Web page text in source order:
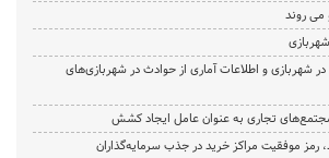
می روند
شهربازی و اطلاعات آماری از حوادث در شهربازی‌های
مجتمع‌های تجاری به عنوان عامل ایجاد کشش
رمز موفقیت مراکز خرید در جذب سرمایه‌گذاران